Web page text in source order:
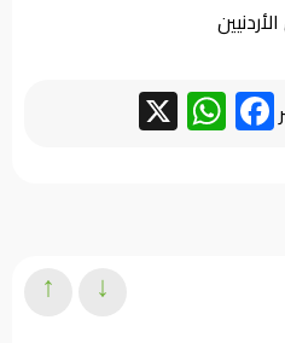
Facebook
WhatsApp
↓
↑